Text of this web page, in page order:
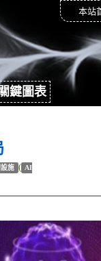
本站
鍵圖表
施 ( AI